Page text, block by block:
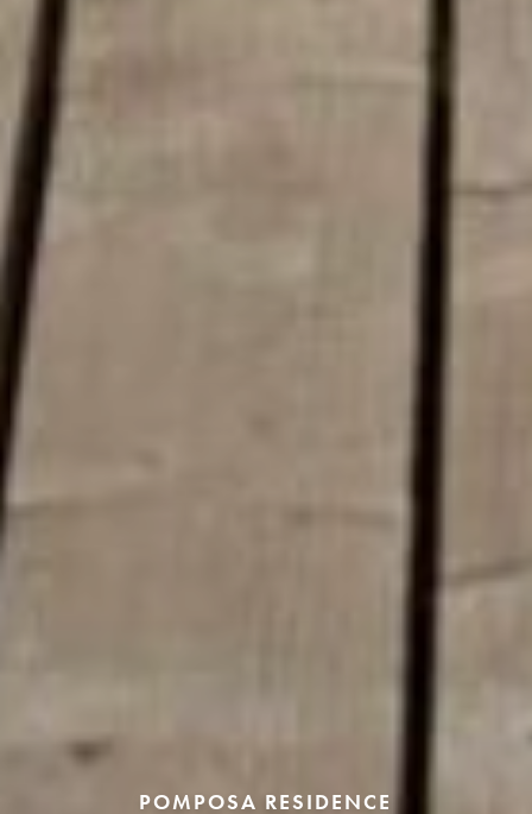
POMPOSA RESIDENCE